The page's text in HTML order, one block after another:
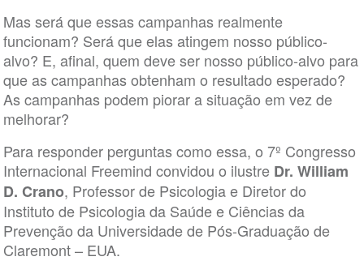
Mas será que essas campanhas realmente
funcionam? Será que elas atingem nosso público-
alvo? E, afinal, quem deve ser nosso público-alvo para
que as campanhas obtenham o resultado esperado?
As campanhas podem piorar a situação em vez de
melhorar?
Para responder perguntas como essa, o 7º Congresso
Internacional Freemind convidou o ilustre Dr. William
D. Crano, Professor de Psicologia e Diretor do
Instituto de Psicologia da Saúde e Ciências da
Prevenção da Universidade de Pós-Graduação de
Claremont – EUA.